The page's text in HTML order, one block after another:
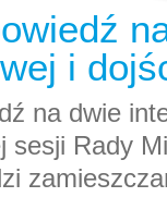
i
na dwie
sesji Rady